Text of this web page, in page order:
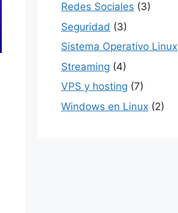
Redes Sociales (3)
Seguridad (3)
Sistema Operativo Linux
Streaming (4)
VPS y hosting (7)
Windows en Linux (2)